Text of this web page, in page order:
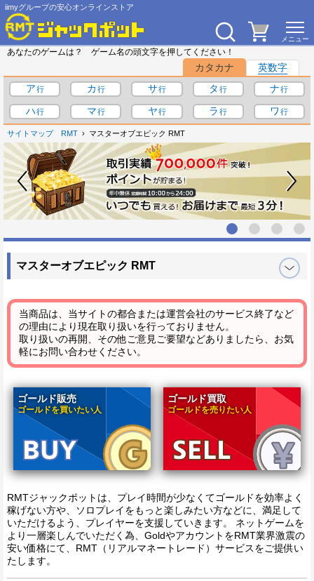
iimyグループの安心オンラインストア
あなたのゲームは？ ゲーム名の頭文字を押してください！
カタカナ
英数字
ア
カ サ タ
ナ
ハ
マ ヤ ラ ワ
サイトマップ RMT マスターオブエピック RMT
マスターオブエピック RMT
当商品は、当サイトの都合または運営会社のサービス終了など
の理由により現在取り扱いを行っておりません。
取り扱いの再開、その他ご意見ご要望などありましたら、お気
軽にお問い合わせください。
ゴールド販売
ゴールドを買いたい人
ゴールド買取
ゴールドを売りたい人
RMTジャックポットは、プレイ時間が少なくてゴールドを効率よく
稼げない方や、ソロプレイをもっと楽しみたい方などに、満足して
いただけるよう、プレイヤーを支援していきます。 ネットゲームを
より一層楽しんでいただく為、GoldやアカウントをRMT業界激震の
安い価格にて、RMT（リアルマネートレード）サービスをご提供い
たします。